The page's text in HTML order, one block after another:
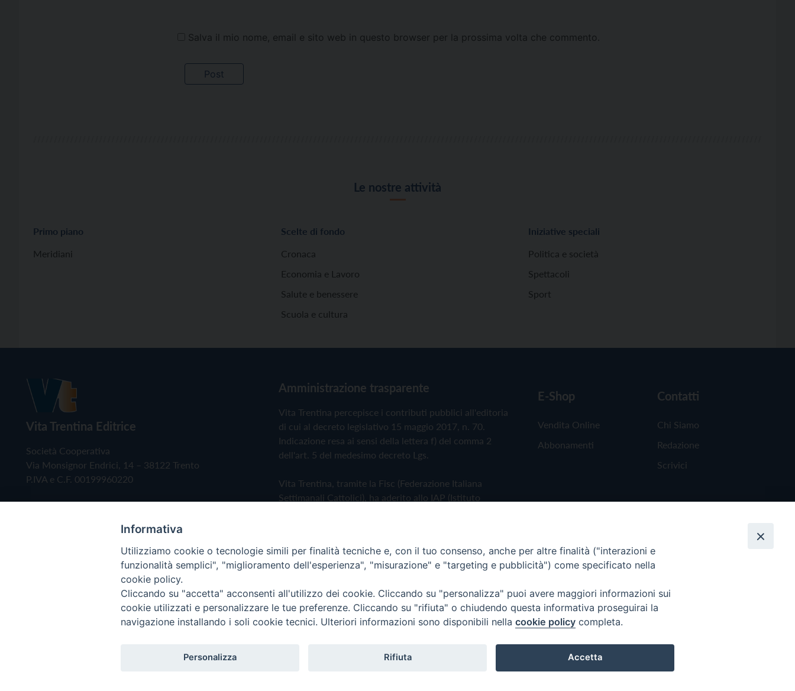
Salva il mio nome, email e sito web in questo browser per la prossima volta che commento.
Le nostre attività
Primo piano
Meridiani
Scelte di fondo
Cronaca
Economia e Lavoro
Salute e benessere
Scuola e cultura
Iniziative speciali
Politica e società
Spettacoli
Sport
Vita Trentina Editrice
Società Cooperativa
Via Monsignor Endrici, 14 – 38122 Trento
P.IVA e C.F. 00199960220
Amministrazione trasparente
Vita Trentina percepisce i contributi pubblici all'editoria
di cui al decreto legislativo 15 maggio 2017, n. 70.
Indicazione resa ai sensi della lettera f) del comma 2
dell'art. 5 del medesimo decreto Lgs.
Vita Trentina, tramite la Fisc (Federazione Italiana
Settimanali Cattolici), ha aderito allo IAP (Istituto
Privacy Policy Cookie Policy
E-Shop
Vendita Online
Abbonamenti
Contatti
Chi Siamo
Redazione
Scrivici
Copyright © 2019 - Tutti i diritti riservati - Vita Trentina Editrice
Informativa
Utilizziamo cookie o tecnologie simili per finalità tecniche e, con il tuo consenso, anche per altre finalità ("interazioni e
funzionalità semplici", "miglioramento dell'esperienza", "misurazione" e "targeting e pubblicità") come specificato nella
cookie policy.
Cliccando su "accetta" acconsenti all'utilizzo dei cookie. Cliccando su "personalizza" puoi avere maggiori informazioni sui
cookie utilizzati e personalizzare le tue preferenze. Cliccando su "rifiuta" o chiudendo questa informativa proseguirai la
navigazione installando i soli cookie tecnici. Ulteriori informazioni sono disponibili nella cookie policy completa.
Personalizza Rifiuta Accetta